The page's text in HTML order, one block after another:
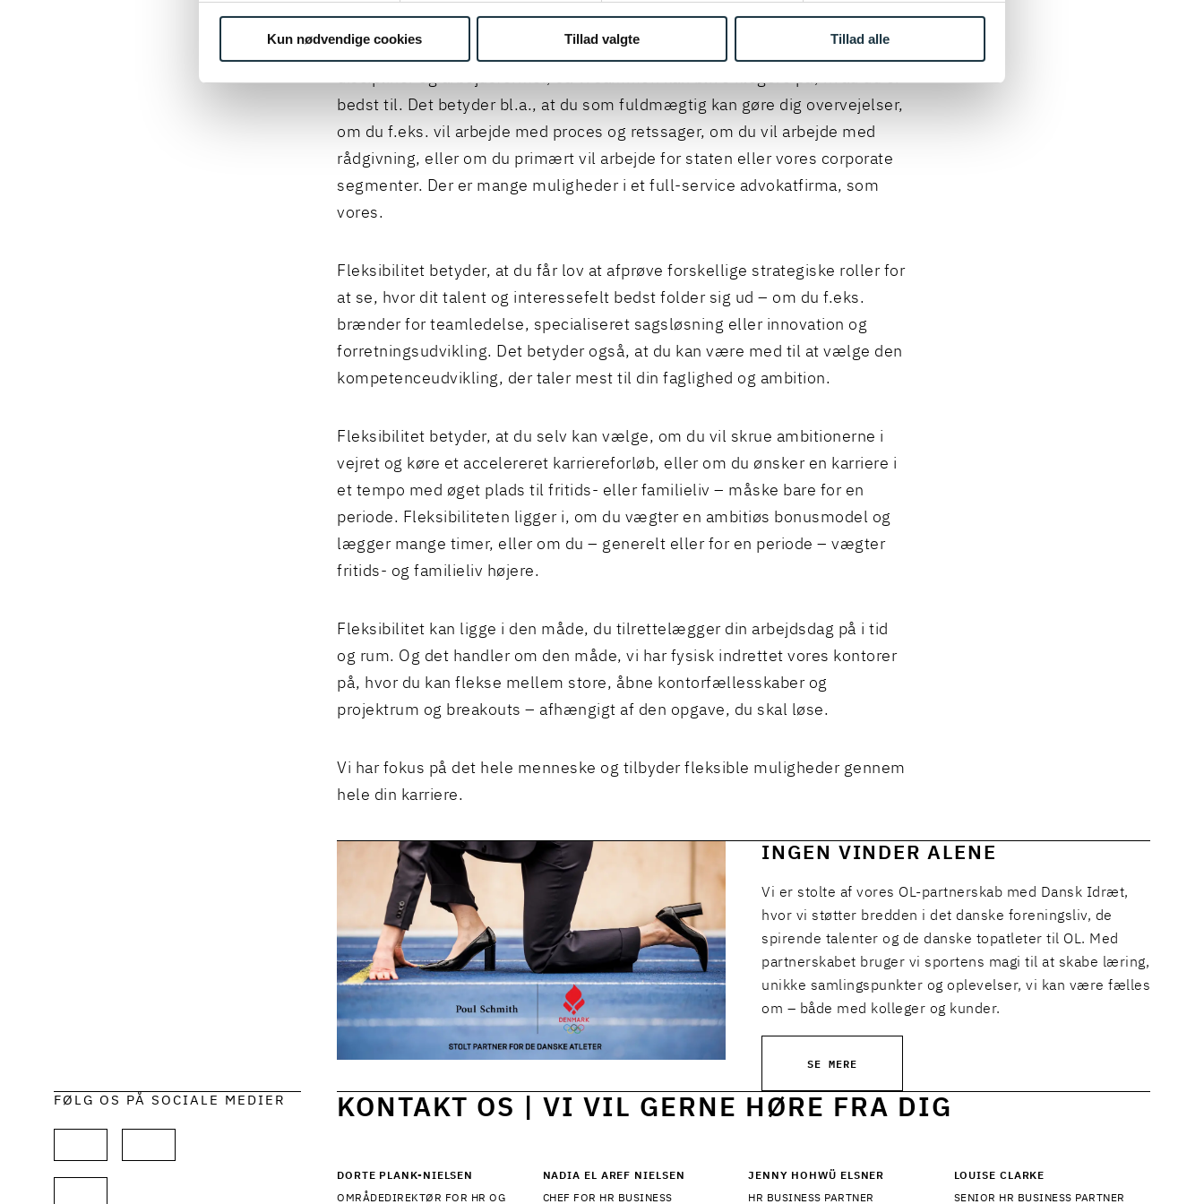
Kun nødvendige cookies Tillad valgte Tillad alle
medarbejder hos os forventes at være nysgerrig og afprøve mange
discipliner og arbejdsformer, så vi sammen kan blive klogere på, hvad du er
bedst til. Det betyder bl.a., at du som fuldmægtig kan gøre dig overvejelser,
om du f.eks. vil arbejde med proces og retssager, om du vil arbejde med
rådgivning, eller om du primært vil arbejde for staten eller vores corporate
segmenter. Der er mange muligheder i et full-service advokatfirma, som
vores.
Fleksibilitet betyder, at du får lov at afprøve forskellige strategiske roller for
at se, hvor dit talent og interessefelt bedst folder sig ud – om du f.eks.
brænder for teamledelse, specialiseret sagsløsning eller innovation og
forretningsudvikling. Det betyder også, at du kan være med til at vælge den
kompetenceudvikling, der taler mest til din faglighed og ambition.
Fleksibilitet betyder, at du selv kan vælge, om du vil skrue ambitionerne i
vejret og køre et accelereret karriereforløb, eller om du ønsker en karriere i
et tempo med øget plads til fritids- eller familieliv – måske bare for en
periode. Fleksibiliteten ligger i, om du vægter en ambitiøs bonusmodel og
lægger mange timer, eller om du – generelt eller for en periode – vægter
fritids- og familieliv højere.
Fleksibilitet kan ligge i den måde, du tilrettelægger din arbejdsdag på i tid
og rum. Og det handler om den måde, vi har fysisk indrettet vores kontorer
på, hvor du kan flekse mellem store, åbne kontorfællesskaber og
projektrum og breakouts – afhængigt af den opgave, du skal løse.
Vi har fokus på det hele menneske og tilbyder fleksible muligheder gennem
hele din karriere.
INGEN VINDER ALENE
Vi er stolte af vores OL-partnerskab med Dansk Idræt,
hvor vi støtter bredden i det danske foreningsliv, de
spirende talenter og de danske topatleter til OL. Med
partnerskabet bruger vi sportens magi til at skabe læring,
unikke samlingspunkter og oplevelser, vi kan være fælles
om – både med kolleger og kunder.
SE MERE
FØLG OS PÅ SOCIALE MEDIER KONTAKT OS | VI VIL GERNE HØRE FRA DIG
DORTE PLANK-NIELSEN
OMRÅDEDIREKTØR FOR HR OG
NADIA EL AREF NIELSEN
CHEF FOR HR BUSINESS
JENNY HOHWÜ ELSNER
HR BUSINESS PARTNER
LOUISE CLARKE
SENIOR HR BUSINESS PARTNER